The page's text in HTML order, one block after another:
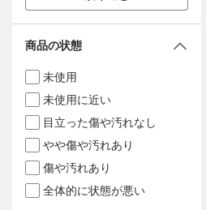
商品の状態
未使用
未使用に近い
目立った傷や汚れなし
やや傷や汚れあり
傷や汚れあり
全体的に状態が悪い